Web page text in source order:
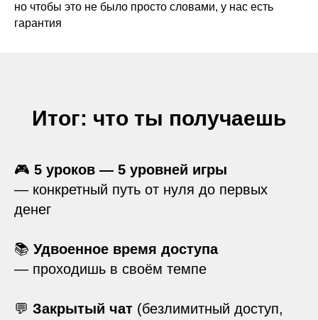
но чтобы это не было просто словами, у нас есть
гарантия
Итог: что ты получаешь
🎮 5 уроков — 5 уровней игры
— конкретный путь от нуля до первых
денег
📚 Удвоенное время доступа
— проходишь в своём темпе
💬 Закрытый чат (безлимитный доступ,